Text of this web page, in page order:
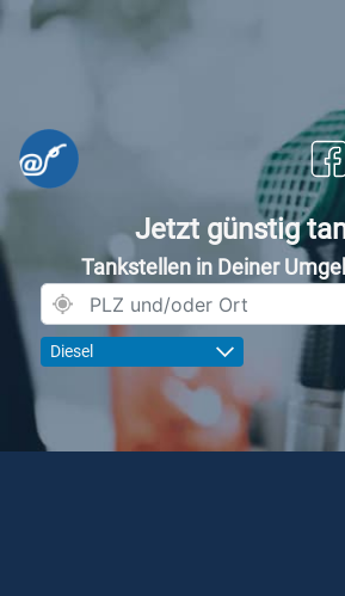
Jetzt günstig
Tankstellen in Deiner
Diesel